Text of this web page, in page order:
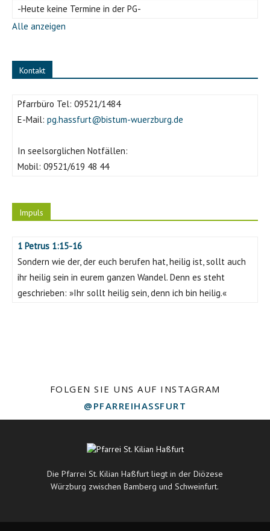
-Heute keine Termine in der PG-
Alle anzeigen
Kontakt
Pfarrbüro Tel: 09521/1484
E-Mail: pg.hassfurt@bistum-wuerzburg.de
In seelsorglichen Notfällen:
Mobil: 09521/619 48 44
Impuls
1 Petrus 1:15-16
Sondern wie der, der euch berufen hat, heilig ist, sollt auch
ihr heilig sein in eurem ganzen Wandel. Denn es steht
geschrieben: »Ihr sollt heilig sein, denn ich bin heilig.«
FOLGEN SIE UNS AUF INSTAGRAM
@PFARREIHASSFURT
Die Pfarrei St. Kilian Haßfurt liegt in der Diözese
Würzburg zwischen Bamberg und Schweinfurt.